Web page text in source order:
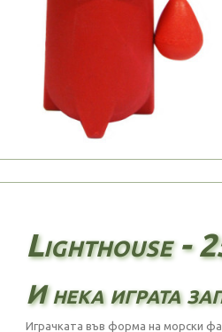
Lighthouse -
И нека играта
Играчката във форма на морски